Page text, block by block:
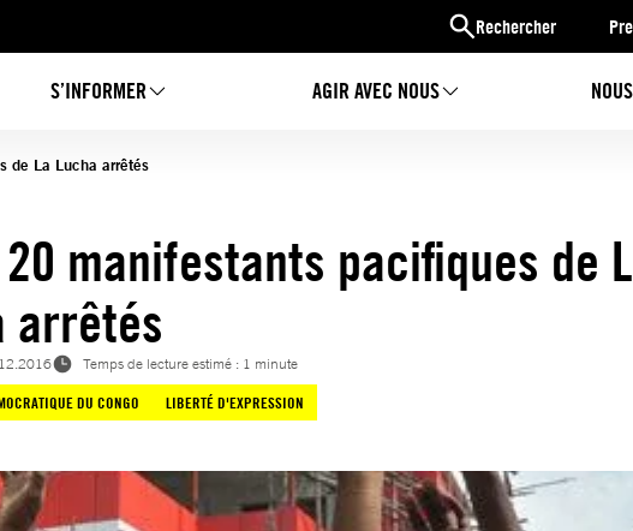
Rechercher
S’INFORMER AGIR AVEC NOUS
de La Lucha arrêtés
20 manifestants pacifiques de
arrêtés
Temps de lecture estimé : 1 minute
DU CONGO
LIBERTÉ D'EXPRESSION